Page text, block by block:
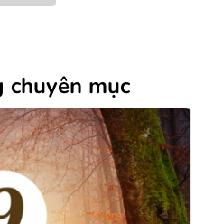
chuyên mục